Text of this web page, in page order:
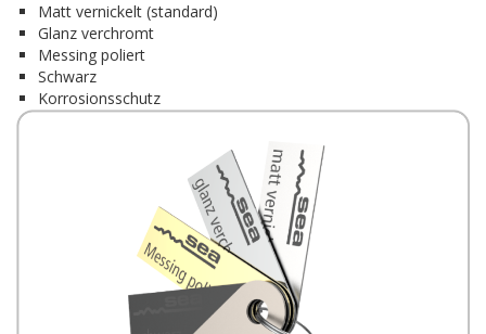
Matt vernickelt (standard)
Glanz verchromt
Messing poliert
Schwarz
Korrosionsschutz